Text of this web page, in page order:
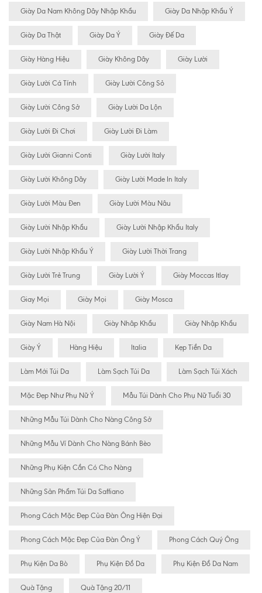
Giày Da Nam Không Dây Nhập Khẩu Giày Da Nhập Khẩu Ý
Giày Da Thật Giày Da Ý Giày Đế Da
Giày Hàng Hiệu Giày Không Dây Giày Lười
Giày Lười Cá Tính Giày Lười Công Sỏ
Giày Lười Công Sở Giày Lười Da Lộn
Giày Lười Đi Chơi Giày Lười Đi Làm
Giày Lười Gianni Conti Giày Lười Italy
Giày Lười Không Dây Giày Lười Made In Italy
Giày Lười Màu Đen Giày Lười Màu Nâu
Giày Lười Nhập Khẩu Giày Lười Nhập Khẩu Italy
Giày Lười Nhập Khẩu Ý Giày Lười Thời Trang
Giày Lười Trẻ Trung Giày Lười Ý Giày Moccas Itlay
Giay Mọi Giày Mọi Giày Mosca
Giày Nam Hà Nội Giày Nhâp Khẩu Giày Nhập Khẩu
Giày Ý Hàng Hiệu Italia Kẹp Tiền Da
Làm Mới Túi Da Làm Sạch Túi Da Làm Sạch Túi Xách
Mặc Đẹp Như Phụ Nữ Ý Mẫu Túi Dành Cho Phụ Nữ Tuổi 30
Những Mẫu Túi Dành Cho Nàng Công Sở
Những Mẫu Ví Dành Cho Nàng Bánh Bèo
Những Phụ Kiện Cần Có Cho Nàng
Những Sản Phẩm Túi Da Saffiano
Phong Cách Mặc Đẹp Của Đàn Ông Hiện Đại
Phong Cách Mặc Đẹp Của Đàn Ông Ý Phong Cách Quý Ông
Phụ Kiện Da Bò Phụ Kiện Đồ Da Phụ Kiện Đồ Da Nam
Quà Tặng Quà Tặng 20/11